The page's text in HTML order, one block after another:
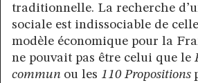
traditionnelle. La recherche
sociale est indissociable de
modèle économique pour la
ne pouvait pas être celui que le
commun ou les 110 Propositions